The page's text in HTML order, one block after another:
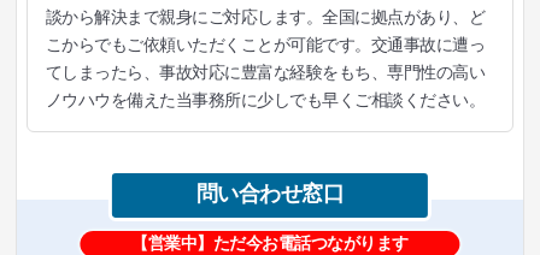
談から解決まで親身にご対応します。全国に拠点があり、ど
こからでもご依頼いただくことが可能です。交通事故に遭っ
てしまったら、事故対応に豊富な経験をもち、専門性の高い
ノウハウを備えた当事務所に少しでも早くご相談ください。
問い合わせ窓口
【営業中】ただ今お電話つながります